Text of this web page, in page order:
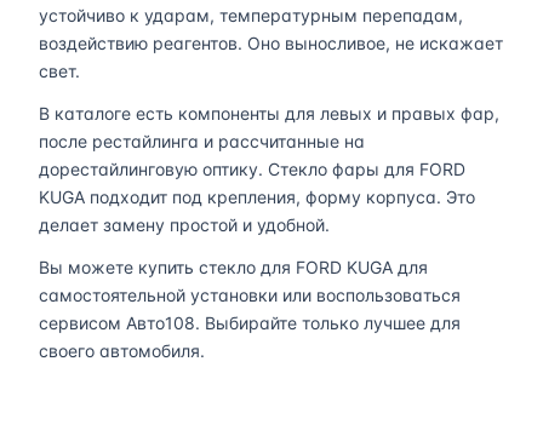
устойчиво к ударам, температурным перепадам,
воздействию реагентов. Оно выносливое, не искажает
свет.
В каталоге есть компоненты для левых и правых фар,
после рестайлинга и рассчитанные на
дорестайлинговую оптику. Стекло фары для FORD
KUGA подходит под крепления, форму корпуса. Это
делает замену простой и удобной.
Вы можете купить стекло для FORD KUGA для
самостоятельной установки или воспользоваться
сервисом Авто108. Выбирайте только лучшее для
своего автомобиля.